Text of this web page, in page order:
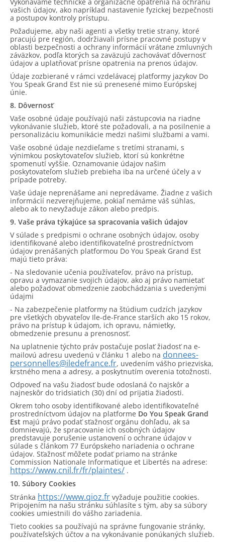
vašich údajov, ako napríklad nastavenie fyzickej bezpečnosti
a postupov kontroly prístupu.
Požadujeme, aby naši agenti a všetky tretie strany, ktoré
pracujú pre región, dodržiavali prísne pracovné postupy v
oblasti bezpečnosti a ochrany informácií vrátane zmluvných
záväzkov, podľa ktorých sa zaväzujú zachovávať dôvernosť
údajov a uplatňovať prísne opatrenia na prenos údajov.
Údaje zozbierané v rámci vzdelávacej platformy jazykov Do
You Speak Grand Est nie sú prenesené mimo Európskej
únie.
8. Dôvernosť
Vaše osobné údaje používajú naši zástupcovia na riadne
vykonávanie služieb, ktoré ste požadovali, a na posilnenie a
personalizáciu komunikácie medzi našimi službami a vami.
Vaše osobné údaje nezdieľame s tretími stranami, s
výnimkou poskytovateľov služieb, ktorí sú konkrétne
spomenutí vyššie. Oznamovanie údajov našim
poskytovateľom služieb prebieha iba na určené účely a v
prípade potreby.
Vaše údaje neprenášame ani nepredávame. Žiadne z vašich
informácií nezverejňujeme, pokiaľ nemáme váš súhlas,
alebo ak to nevyžaduje zákon alebo predpis.
9. Vaše práva týkajúce sa spracovania vašich údajov
V súlade s predpismi o ochrane osobných údajov, osoby
identifikované alebo identifikovateľné prostredníctvom
údajov prenášaných platformou Do You Speak Grand Est
majú tieto práva:
- Na sledovanie učenia používateľov, právo na prístup,
opravu a vymazanie svojich údajov, ako aj právo namietať
alebo požadovať obmedzenie zaobchádzania s uvedenými
údajmi
- Na zabezpečenie platformy na štúdium cudzích jazykov
pre všetkých obyvateľov Ile-de-France starších ako 15 rokov,
právo na prístup k údajom, ich opravu, námietky,
obmedzenie presunu a prenosnosť.
Na uplatnenie týchto práv postačuje poslať žiadosť na e-
mailovú adresu uvedenú v článku 1 alebo na donnees-
personnelles@iledefrance.fr, uvedením vášho priezviska,
krstného mena a adresy, a poskytnutím overenia totožnosti.
Odpoveď na vašu žiadosť bude odoslaná čo najskôr a
najneskôr do tridsiatich (30) dní od prijatia žiadosti.
Okrem toho osoby identifikované alebo identifikovateľné
prostredníctvom údajov na platforme Do You Speak Grand
Est majú právo podať sťažnosť orgánu dohľadu, ak sa
domnievajú, že spracovanie ich osobných údajov
predstavuje porušenie ustanovení o ochrane údajov v
súlade s článkom 77 Európskeho nariadenia o ochrane
údajov. Sťažnosť môžete podať priamo na stránke
Commission Nationale Informatique et Libertés na adrese:
https://www.cnil.fr/fr/plaintes/ .
10. Súbory Cookies
Stránka https://www.qioz.fr vyžaduje použitie cookies.
Pripojením na našu stránku súhlasíte s tým, aby sa súbory
cookies umiestnili do vášho zariadenia.
Tieto cookies sa používajú na správne fungovanie stránky,
používateľských účtov a na vykonávanie ponúkaných služieb.